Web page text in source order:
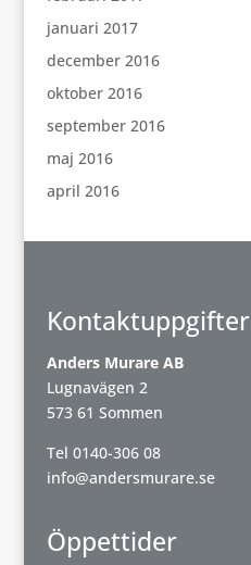
januari 2017
december 2016
oktober 2016
september 2016
maj 2016
april 2016
Kontaktuppgifter
Anders Murare AB
Lugnavägen 2
573 61 Sommen
Tel 0140-306 08
info@andersmurare.se
Öppettider